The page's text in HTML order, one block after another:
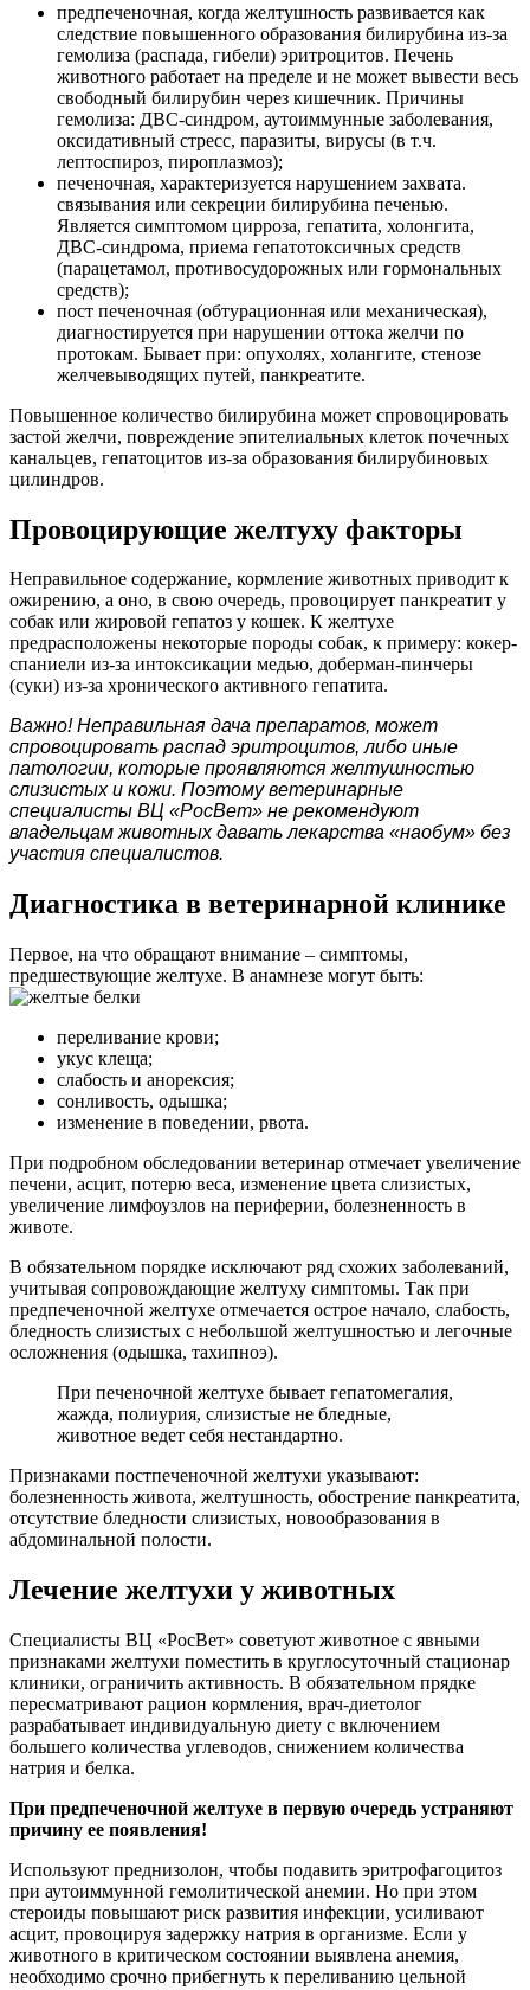
предпеченочная, когда желтушность развивается как
следствие повышенного образования билирубина из-за
гемолиза (распада, гибели) эритроцитов. Печень
животного работает на пределе и не может вывести весь
свободный билирубин через кишечник. Причины
гемолиза: ДВС-синдром, аутоиммунные заболевания,
оксидативный стресс, паразиты, вирусы (в т.ч.
лептоспироз, пироплазмоз);
печеночная, характеризуется нарушением захвата.
связывания или секреции билирубина печенью.
Является симптомом цирроза, гепатита, холонгита,
ДВС-синдрома, приема гепатотоксичных средств
(парацетамол, противосудорожных или гормональных
средств);
пост печеночная (обтурационная или механическая),
диагностируется при нарушении оттока желчи по
протокам. Бывает при: опухолях, холангите, стенозе
желчевыводящих путей, панкреатите.
Повышенное количество билирубина может спровоцировать
застой желчи, повреждение эпителиальных клеток почечных
канальцев, гепатоцитов из-за образования билирубиновых
цилиндров.
Провоцирующие желтуху факторы
Неправильное содержание, кормление животных приводит к
ожирению, а оно, в свою очередь, провоцирует панкреатит у
собак или жировой гепатоз у кошек. К желтухе
предрасположены некоторые породы собак, к примеру: кокер-
спаниели из-за интоксикации медью, доберман-пинчеры
(суки) из-за хронического активного гепатита.
Важно! Неправильная дача препаратов, может
спровоцировать распад эритроцитов, либо иные
патологии, которые проявляются желтушностью
слизистых и кожи. Поэтому ветеринарные
специалисты ВЦ «РосВет» не рекомендуют
владельцам животных давать лекарства «наобум» без
участия специалистов.
Диагностика в ветеринарной клинике
Первое, на что обращают внимание – симптомы,
предшествующие желтухе. В анамнезе могут быть:
переливание крови;
укус клеща;
слабость и анорексия;
сонливость, одышка;
изменение в поведении, рвота.
При подробном обследовании ветеринар отмечает увеличение
печени, асцит, потерю веса, изменение цвета слизистых,
увеличение лимфоузлов на периферии, болезненность в
животе.
В обязательном порядке исключают ряд схожих заболеваний,
учитывая сопровождающие желтуху симптомы. Так при
предпеченочной желтухе отмечается острое начало, слабость,
бледность слизистых с небольшой желтушностью и легочные
осложнения (одышка, тахипноэ).
При печеночной желтухе бывает гепатомегалия,
жажда, полиурия, слизистые не бледные,
животное ведет себя нестандартно.
Признаками постпеченочной желтухи указывают:
болезненность живота, желтушность, обострение панкреатита,
отсутствие бледности слизистых, новообразования в
абдоминальной полости.
Лечение желтухи у животных
Специалисты ВЦ «РосВет» советуют животное с явными
признаками желтухи поместить в круглосуточный стационар
клиники, ограничить активность. В обязательном прядке
пересматривают рацион кормления, врач-диетолог
разрабатывает индивидуальную диету с включением
большего количества углеводов, снижением количества
натрия и белка.
При предпеченочной желтухе в первую очередь устраняют
причину ее появления!
Используют преднизолон, чтобы подавить эритрофагоцитоз
при аутоиммунной гемолитической анемии. Но при этом
стероиды повышают риск развития инфекции, усиливают
асцит, провоцируя задержку натрия в организме. Если у
животного в критическом состоянии выявлена анемия,
необходимо срочно прибегнуть к переливанию цельной